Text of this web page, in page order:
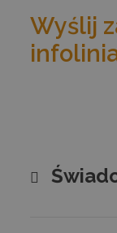
Wyślij